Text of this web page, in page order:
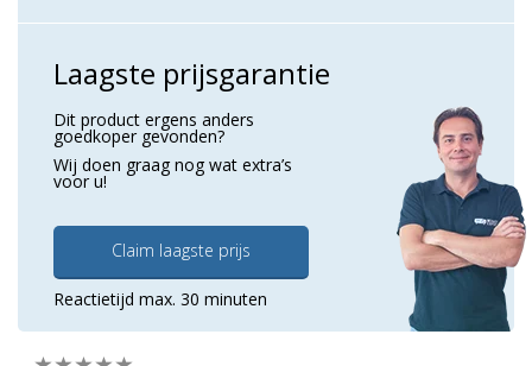
Laagste prijsgarantie
Dit product ergens anders
goedkoper gevonden?
Wij doen graag nog wat extra’s
voor u!
Claim laagste prijs
Reactietijd max. 30 minuten